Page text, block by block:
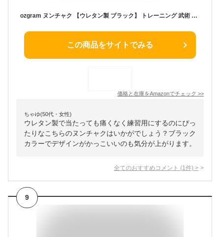
ozgram ヌンチャク 【ウレタン製 ブラック】 トレーニング 武術 カンフー 練習用 安全デザイン 痛くない ヌントレ ダイエット 軽量 ブルース・リー パフォーマンス 舞台道具
この商品をサイトでみる
価格と在庫をAmazonでチェック >>
ちゃゆ(50代・女性)
ウレタン製で当たっても痛くなく練習用にするのにぴっ
たりなこちらのヌンチャクはいかがでしょう？ブラック
カラーでデザインがかっこいいのも気分が上がります。
全てのおすすめコメント (1 件) >
9